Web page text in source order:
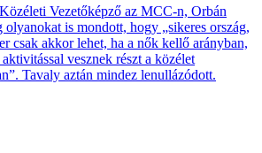
Vezetőképző az MCC-n, Orbán
olyanokat is mondott, hogy „sikeres ország,
csak akkor lehet, ha a nők kellő arányban,
vesznek részt a közélet
Tavaly aztán mindez lenullázódott.